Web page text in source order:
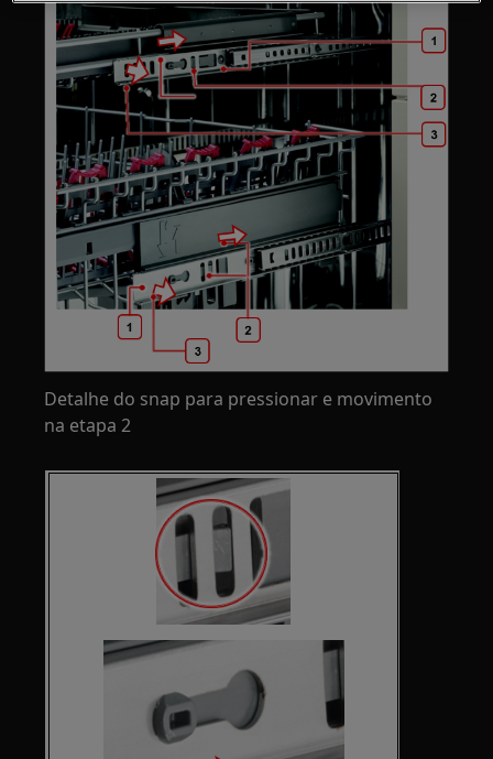
Detalhe do snap para pressionar e movimento
na etapa 2